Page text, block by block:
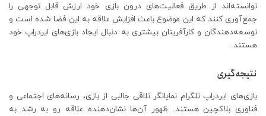
توانسته‌اند از طریق فعالیت‌های درون بازی خود ارزش قابل توجهی را
جمع‌آوری کنند که این موضوع باعث افزایش علاقه به این فضا شده است و
توسعه‌دهندگان و کارآفرینان بیشتری به دنبال ایجاد بازی‌های ایردراپ خود
هستند.
نتیجه‌گیری
بازی‌های ایردراپ تلگرام نمایانگر تلاقی جالبی از بازی، رسانه‌های اجتماعی و
فناوری بلاکچین هستند. ظهور آن‌ها نشان‌دهنده علاقه رو به رشد به